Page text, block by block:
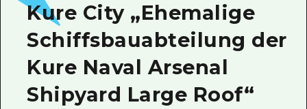
Kure City „Ehemalige
Schiffsbauabteilung der
Kure Naval Arsenal
Shipyard Large Roof“